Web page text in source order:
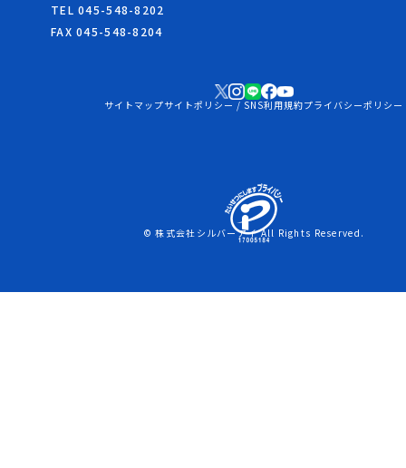
TEL 045-548-8202
FAX 045-548-8204
サイトマップサイトポリシー / SNS利用規約プライバシーポリシー
© 株式会社シルバーアイ All Rights Reserved.